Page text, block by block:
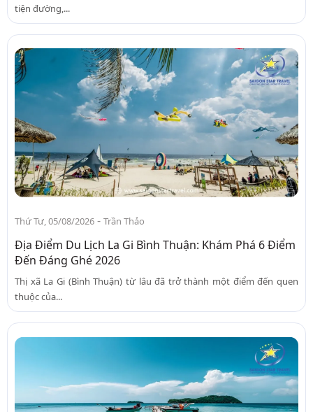
tiện đường,...
Thứ Tư, 05/08/2026 - Trần Thảo
Địa Điểm Du Lịch La Gi Bình Thuận: Khám Phá 6 Điểm
Đến Đáng Ghé 2026
Thị xã La Gi (Bình Thuận) từ lâu đã trở thành một điểm đến quen
thuộc của...